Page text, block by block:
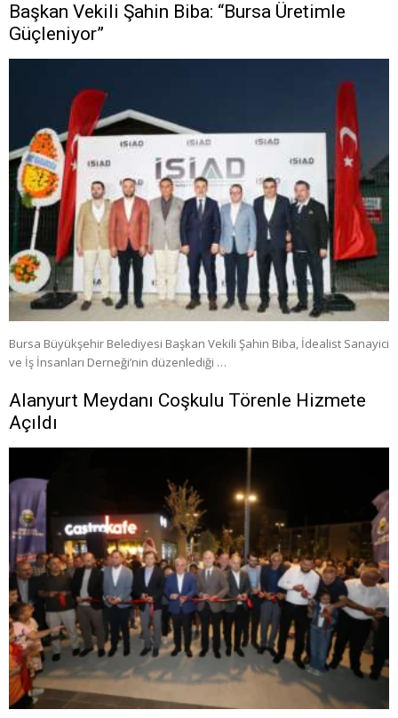
Başkan Vekili Şahin Biba: “Bursa Üretimle
Güçleniyor”
Bursa Büyükşehir Belediyesi Başkan Vekili Şahin Biba, İdealist Sanayici
ve İş İnsanları Derneği’nin düzenlediği …
Alanyurt Meydanı Coşkulu Törenle Hizmete
Açıldı